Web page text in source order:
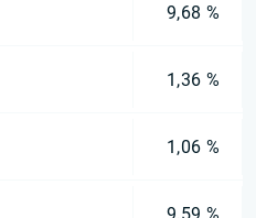
9,68 %
1,36 %
1,06 %
9,59 %